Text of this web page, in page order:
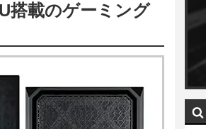
搭載のゲーミング